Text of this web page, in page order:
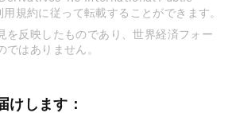
規約に従って転載することができます。
を反映したものであり、世界経済フォー
ではありません。
けします：